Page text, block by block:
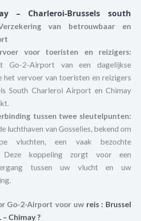
– Charleroi-Brussels south
van betrouwbaar en
voor toeristen en reizigers:
Go-2-Airport van een dagelijkse
het vervoer van toeristen en reizigers
South Charleroi Airport en Chimay
tussen twee sleutelpunten:
luchthaven van Gosselies, bekend om
vluchten, een vaak bezochte
Deze koppeling zorgt voor een
tussen uw vlucht en uw
Go-2-Airport voor uw reis: Brussel
– Chimay ?